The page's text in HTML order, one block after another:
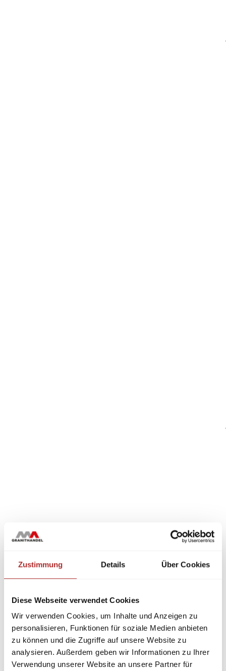
Zustimmung Details Über Cookies
Diese Webseite verwendet Cookies
Wir verwenden Cookies, um Inhalte und Anzeigen zu
personalisieren, Funktionen für soziale Medien anbieten
zu können und die Zugriffe auf unsere Website zu
analysieren. Außerdem geben wir Informationen zu Ihrer
Verwendung unserer Website an unsere Partner für